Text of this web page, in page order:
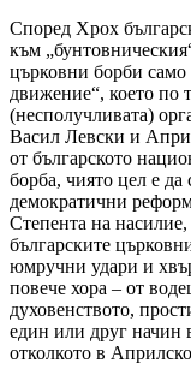
Според Хрох
към
църковни борби само
движение“, което по
(несполучливата)
Васил Левски и
от българското
борба, чиято цел е да
демократични
Степента на насилие,
българските
юмручни удари и
повече хора – от
духовенството,
един или друг начин
отколкото в